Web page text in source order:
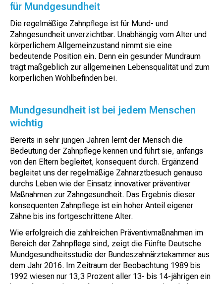
für Mundgesundheit
Die regelmäßige Zahnpflege ist für Mund- und
Zahngesundheit unverzichtbar. Unabhängig vom Alter und
körperlichem Allgemeinzustand nimmt sie eine
bedeutende Position ein. Denn ein gesunder Mundraum
trägt maßgeblich zur allgemeinen Lebensqualität und zum
körperlichen Wohlbefinden bei.
Mundgesundheit ist bei jedem Menschen
wichtig
Bereits in sehr jungen Jahren lernt der Mensch die
Bedeutung der Zahnpflege kennen und führt sie, anfangs
von den Eltern begleitet, konsequent durch. Ergänzend
begleitet uns der regelmäßige Zahnarztbesuch genauso
durchs Leben wie der Einsatz innovativer präventiver
Maßnahmen zur Zahngesundheit. Das Ergebnis dieser
konsequenten Zahnpflege ist ein hoher Anteil eigener
Zähne bis ins fortgeschrittene Alter.
Wie erfolgreich die zahlreichen Präventivmaßnahmen im
Bereich der Zahnpflege sind, zeigt die Fünfte Deutsche
Mundgesundheitsstudie der Bundeszahnärztekammer aus
dem Jahr 2016. Im Zeitraum der Beobachtung 1989 bis
1992 wiesen nur 13,3 Prozent aller 13- bis 14-jährigen ein